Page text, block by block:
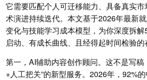
它需要匹配个人可迁移能力、具备真实
术演进持续迭代。本文基于2026年最新
变化与技能学习成本模型，为你深度拆
启动、有成长曲线、且经得起时间检验的
第一，AI辅助内容创作顾问。这不是写稿
+人工把关”的新型服务。2026年，92%